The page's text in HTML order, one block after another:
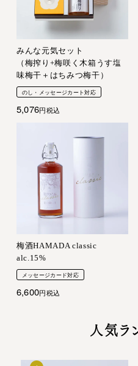
みんな元気セット
（梅搾り+梅咲く木箱うす塩
味梅干＋はちみつ梅干）
のし・メッセージカート対応
5,076 税込
梅酒HAMADA classic
alc.15%
メッセージカード対応
6,600 税込
人気ラ